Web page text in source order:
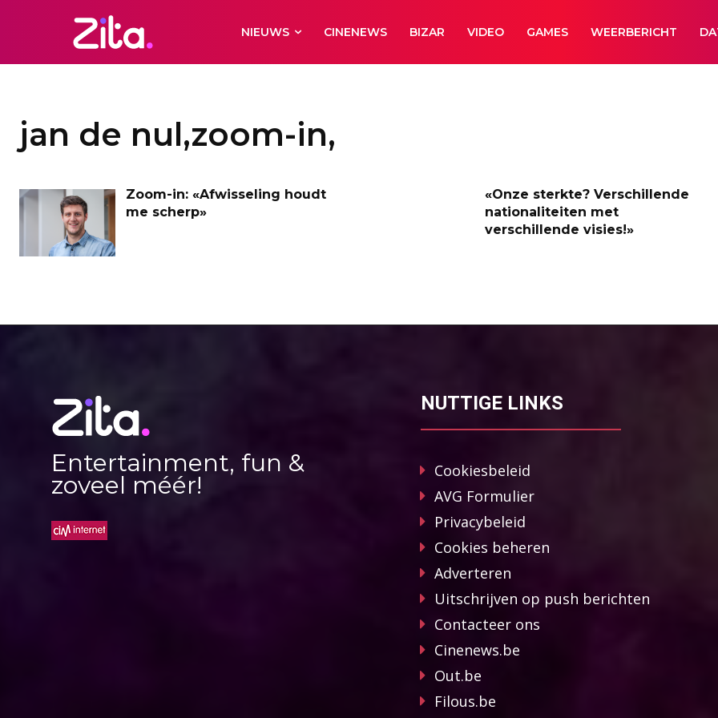
NIEUWS CINENEWS BIZAR VIDEO GAMES WEERBERICHT
jan de nul,zoom-in,
Zoom-in: «Afwisseling houdt
me scherp»
«Onze sterkte? Verschillende
nationaliteiten met
verschillende visies!»
Entertainment, fun &
zoveel méér!
NUTTIGE LINKS
Cookiesbeleid
AVG Formulier
Privacybeleid
Cookies beheren
Adverteren
Uitschrijven op push berichten
Contacteer ons
Cinenews.be
Out.be
Filous.be